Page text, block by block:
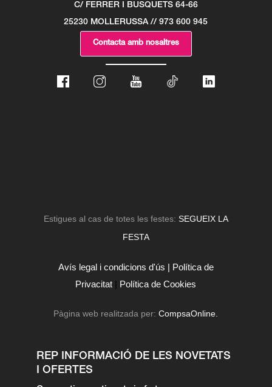
C/ FERRER I BUSQUETS 64-66
25230 MOLLERUSSA // 973 600 945
Contacta amb nosaltres
Estigues al cas de totes les festes: SEGUEIX LA
FESTA
Avís legal i condicions d'ús | Política de
Privacitat | Política de Cookies
Pàgina web realitzada per:CompsaOnline.
REP INFORMACIÓ DE LES NOVETATS
I OFERTES